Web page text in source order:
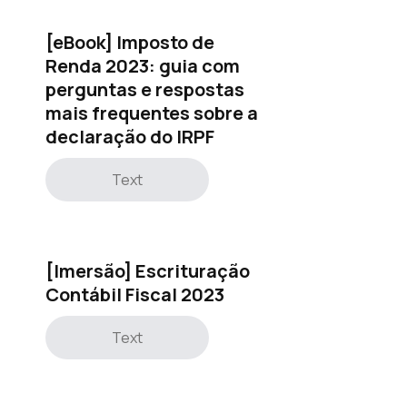
[eBook] Imposto de
Renda 2023: guia com
perguntas e respostas
mais frequentes sobre a
declaração do IRPF
Text
[Imersão] Escrituração
Contábil Fiscal 2023
Text